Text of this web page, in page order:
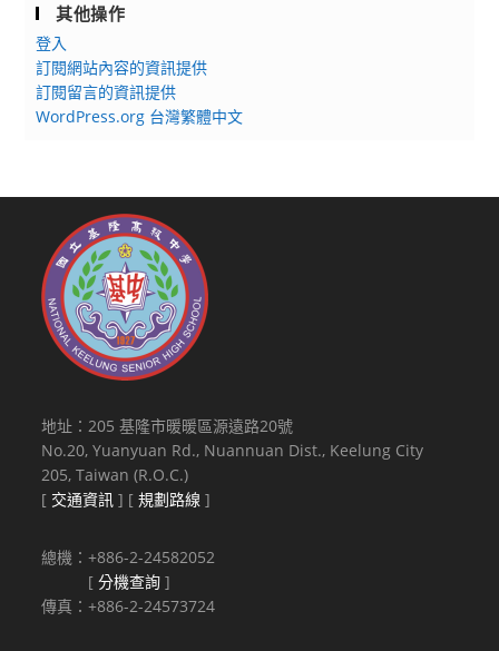
其他操作
登入
訂閱網站內容的資訊提供
訂閱留言的資訊提供
WordPress.org 台灣繁體中文
地址：205 基隆市暖暖區源遠路20號
No.20, Yuanyuan Rd., Nuannuan Dist., Keelung City
205, Taiwan (R.O.C.)
[ 交通資訊 ] [規劃路線 ]
總機：+886-2-24582052
[分機查詢 ]
傳真：+886-2-24573724